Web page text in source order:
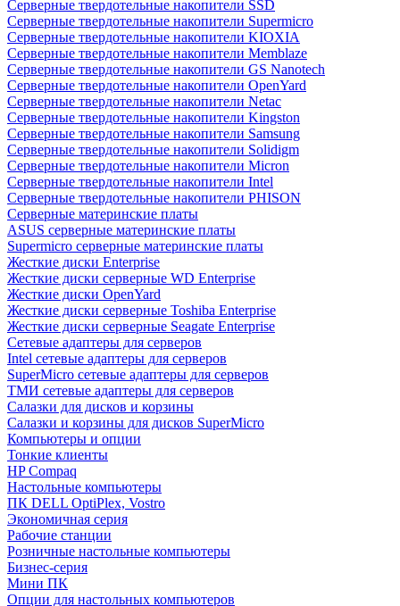
Серверные твердотельные накопители SSD
Cерверные твердотельные накопители Supermicro
Cерверные твердотельные накопители KIOXIA
Cерверные твердотельные накопители Memblaze
Cерверные твердотельные накопители GS Nanotech
Серверные твердотельные накопители OpenYard
Серверные твердотельные накопители Netac
Cерверные твердотельные накопители Kingston
Cерверные твердотельные накопители Samsung
Cерверные твердотельные накопители Solidigm
Cерверные твердотельные накопители Micron
Cерверные твердотельные накопители Intel
Cерверные твердотельные накопители PHISON
Серверные материнские платы
ASUS серверные материнские платы
Supermicro серверные материнские платы
Жесткие диски Enterprise
Жесткие диски серверные WD Enterprise
Жесткие диски OpenYard
Жесткие диски серверные Toshiba Enterprise
Жесткие диски серверные Seagate Enterprise
Сетевые адаптеры для серверов
Intel сетевые адаптеры для серверов
SuperMicro сетевые адаптеры для серверов
ТМИ сетевые адаптеры для серверов
Салазки для дисков и корзины
Салазки и корзины для дисков SuperMicro
Компьютеры и опции
Тонкие клиенты
HP Compaq
Настольные компьютеры
ПК DELL OptiPlex, Vostro
Экономичная серия
Рабочие станции
Розничные настольные компьютеры
Бизнес-серия
Мини ПК
Опции для настольных компьютеров